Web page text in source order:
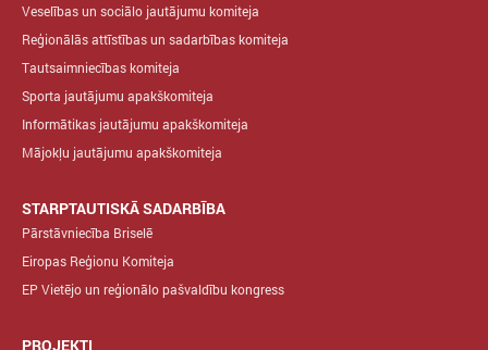
Veselības un sociālo jautājumu komiteja
Reģionālās attīstības un sadarbības komiteja
Tautsaimniecības komiteja
Sporta jautājumu apakškomiteja
Informātikas jautājumu apakškomiteja
Mājokļu jautājumu apakškomiteja
STARPTAUTISKĀ SADARBĪBA
Pārstāvniecība Briselē
Eiropas Reģionu Komiteja
EP Vietējo un reģionālo pašvaldību kongress
PROJEKTI